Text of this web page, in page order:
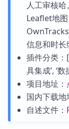
人工审核
Leaflet地图
信息和时长
插件分类：
具集成’, ‘
项目地址：
国内下载地
自述文件：